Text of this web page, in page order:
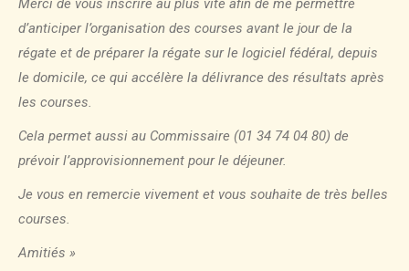
Merci de vous inscrire au plus vite afin de me permettre
d’anticiper l’organisation des courses avant le jour de la
régate et de préparer la régate sur le logiciel fédéral, depuis
le domicile, ce qui accélère la délivrance des résultats après
les courses.
Cela permet aussi au Commissaire (01 34 74 04 80) de
prévoir l’approvisionnement pour le déjeuner.
Je vous en remercie vivement et vous souhaite de très belles
courses.
Amitiés »